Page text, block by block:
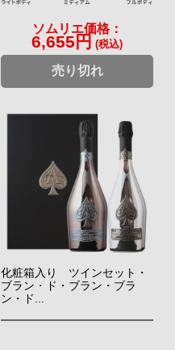
ソムリエ価格：
6,655円 (税込)
売り切れ
化粧箱入り ツインセット・
ブラン・ド・ブラン・ブラ
ン・ド...